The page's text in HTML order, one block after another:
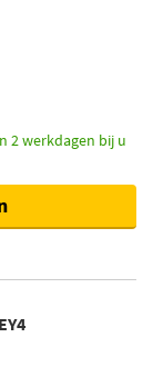
2 werkdagen bij u